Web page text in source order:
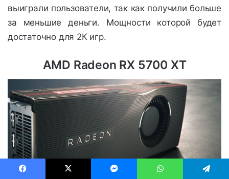
выиграли пользователи, так как получили больше
за меньшие деньги. Мощности которой будет
достаточно для 2К игр.
AMD Radeon RX 5700 XT